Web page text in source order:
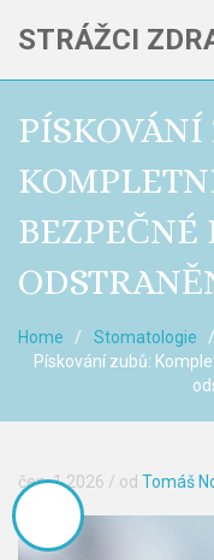
STRÁŽCI
PÍSKOVÁNÍ
BEZPEČNÉ
Home
Stomatologie
Pískování zubů:
čen, 1 2026 / od Tomáš